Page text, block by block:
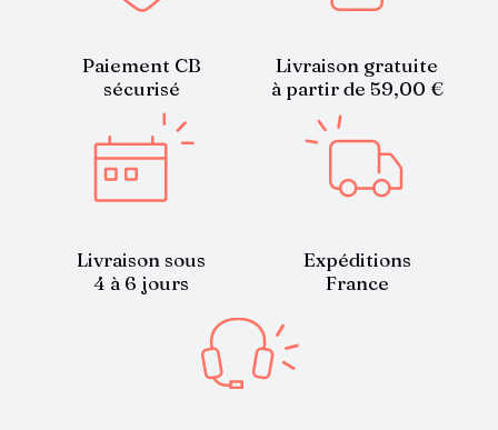
Paiement CB
sécurisé
Livraison gratuite
à partir de 59,00 €
Livraison sous
4 à 6 jours
Expéditions
France